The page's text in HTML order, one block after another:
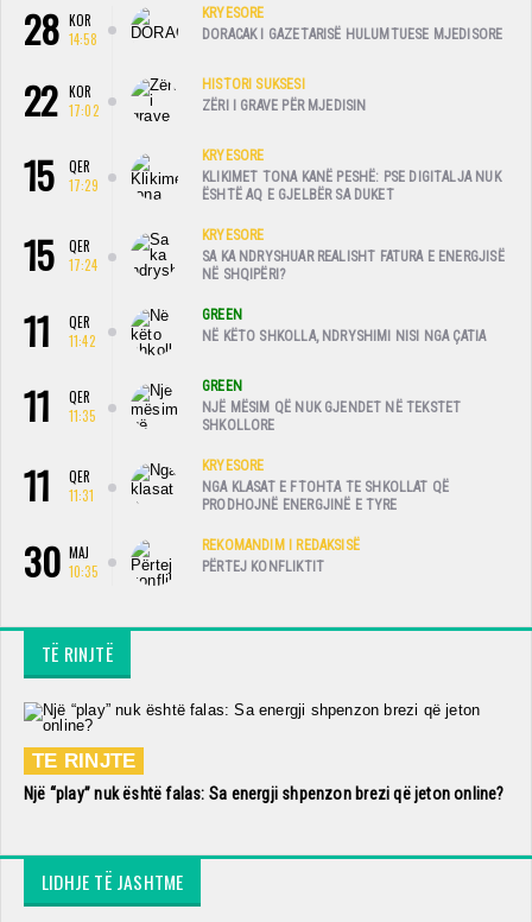
28 KOR
14:58
KRYESORE
DORACAK I GAZETARISË HULUMTUESE MJEDISORE
22
KOR
17:02
HISTORI SUKSESI
ZËRI I GRAVE PËR MJEDISIN
15
QER
17:29
KRYESORE
KLIKIMET TONA KANË PESHË: PSE DIGITALJA NUK
ËSHTË AQ E GJELBËR SA DUKET
15
QER
17:24
KRYESORE
SA KA NDRYSHUAR REALISHT FATURA E ENERGJISË
NË SHQIPËRI?
11
QER
11:42
GREEN
NË KËTO SHKOLLA, NDRYSHIMI NISI NGA ÇATIA
11
QER
11:35
GREEN
NJË MËSIM QË NUK GJENDET NË TEKSTET
SHKOLLORE
11
QER
11:31
KRYESORE
NGA KLASAT E FTOHTA TE SHKOLLAT QË
PRODHOJNË ENERGJINË E TYRE
30 MAJ
10:35
REKOMANDIM I REDAKSISË
PËRTEJ KONFLIKTIT
TË RINJTË
TE RINJTE
Një “play” nuk është falas: Sa energji shpenzon brezi që jeton online?
LIDHJE TË JASHTME